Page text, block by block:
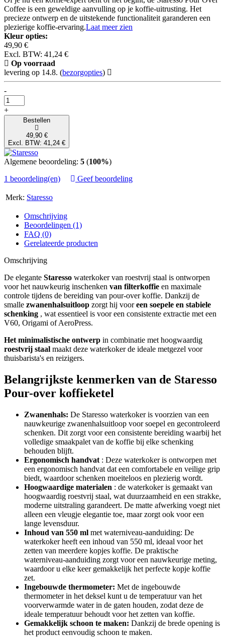
Coffee is een geweldige aanvulling op je koffie-uitrusting. Het
precieze ontwerp en de uitstekende functionaliteit garanderen een
plezierige koffie-ervaring.Laat meer zien
Kleur opties:
49,90 €
Excl. BTW: 41,24 €
Op voorraad
levering op 14.8. (bezorgopties)
-
+
Bestellen
49,90 €
Excl. BTW: 41,24 €
Algemene beoordeling: 5 (100%)
1 beoordeling(en)
Geef beoordeling
Merk: Staresso
Omschrijving
Beoordelingen (1)
FAQ (0)
Gerelateerde producten
Omschrijving
De elegante Staresso waterkoker van roestvrij staal is ontworpen
voor het nauwkeurig inschenken van filterkoffie en maximale
controle tijdens de bereiding van pour-over koffie. Dankzij de
smalle zwanenhalsuitloop zorgt hij vooreen soepele en stabiele
schenking , wat essentieel is voor een consistente extractie met een
V60, Origami of AeroPress.
Het minimalistische ontwerp in combinatie met hoogwaardig
roestvrij staal maakt deze waterkoker de ideale metgezel voor
thuisbarista's en reizigers.
Belangrijkste kenmerken van de Staresso
Pour-over koffieketel
Zwanenhals: De Staresso waterkoker is voorzien van een
nauwkeurige zwanenhalsuitloop voor soepel en gecontroleerd
schenken. Dit zorgt voor een consistente bereiding waarbij het
volledige smaakpalet van de koffie bij elke schenking
behouden blijft.
Ergonomisch handvat : Deze waterkoker is ontworpen met
een ergonomisch handvat dat een comfortabele en veilige grip
biedt, waardoor schenken moeiteloos en plezierig wordt.
Hoogwaardige materialen : de waterkoker is gemaakt van
hoogwaardig roestvrij staal, wat duurzaamheid en een strakke,
moderne uitstraling garandeert. De matte afwerking voegt niet
alleen een vleugje elegantie toe, maar zorgt ook voor een
lange levensduur.
Inhoud van 550 ml met waterniveau-aanduiding: De
waterkoker heeft een inhoud van 550 ml, ideaal voor het
zetten van meerdere kopjes koffie. De praktische
waterniveau-aanduiding zorgt voor een nauwkeurige meting,
waardoor u elke keer gemakkelijk het perfecte kopje koffie
zet.
Ingebouwde thermometer: Met de ingebouwde
thermometer in het deksel kunt u de temperatuur van het
voorverwarmde water in de gaten houden, zodat deze de
ideale temperatuur behoudt voor het zetten van koffie.
Gemakkelijk schoon te maken: Dankzij de brede opening is
het product eenvoudig schoon te maken.